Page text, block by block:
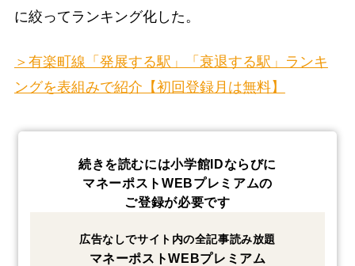
に絞ってランキング化した。
＞有楽町線「発展する駅」「衰退する駅」ランキ
ングを表組みで紹介【初回登録月は無料】
続きを読むには小学館IDならびに
マネーポストWEBプレミアムの
ご登録が必要です
広告なしでサイト内の全記事読み放題
マネーポストWEBプレミアム